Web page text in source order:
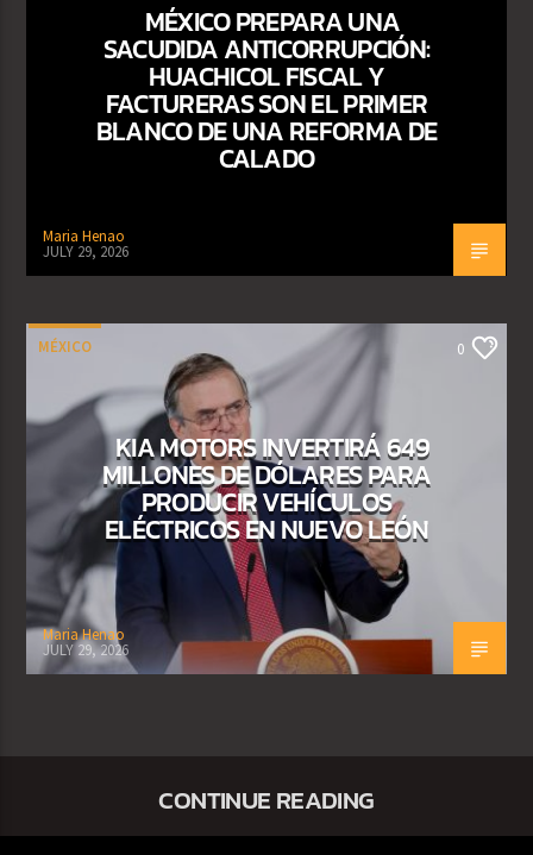
MÉXICO PREPARA UNA
SACUDIDA ANTICORRUPCIÓN:
HUACHICOL FISCAL Y
FACTURERAS SON EL PRIMER
BLANCO DE UNA REFORMA DE
CALADO
Maria Henao
JULY 29, 2026
MÉXICO 0
KIA MOTORS INVERTIRÁ 649
MILLONES DE DÓLARES PARA
PRODUCIR VEHÍCULOS
ELÉCTRICOS EN NUEVO LEÓN
Maria Henao
JULY 29, 2026
CONTINUE READING